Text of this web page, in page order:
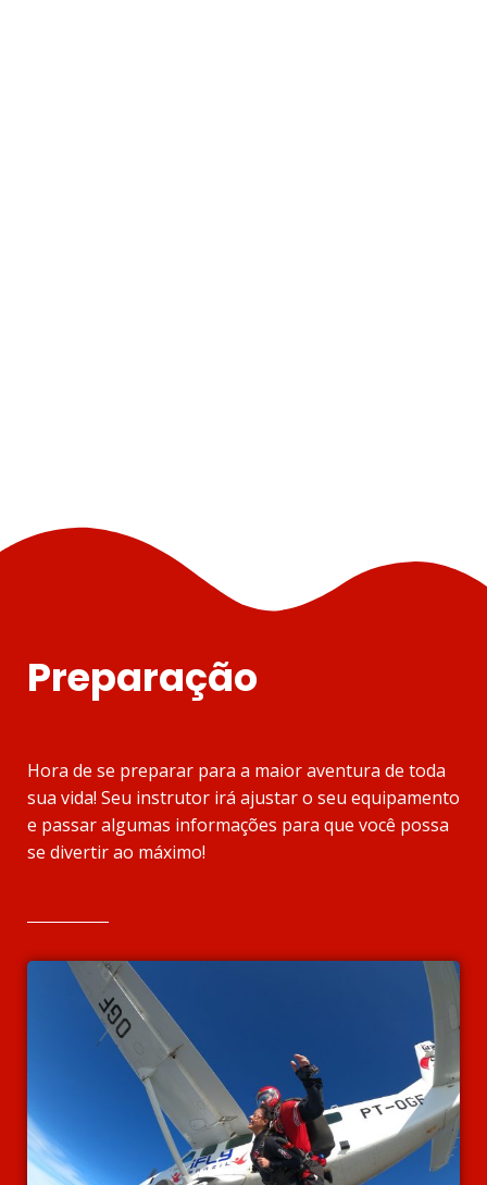
Preparação
Hora de se preparar para a maior aventura de toda
sua vida! Seu instrutor irá ajustar o seu equipamento
e passar algumas informações para que você possa
se divertir ao máximo!